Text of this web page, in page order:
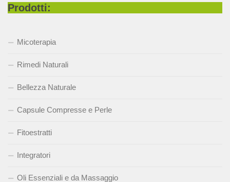
Prodotti:
Micoterapia
Rimedi Naturali
Bellezza Naturale
Capsule Compresse e Perle
Fitoestratti
Integratori
Oli Essenziali e da Massaggio